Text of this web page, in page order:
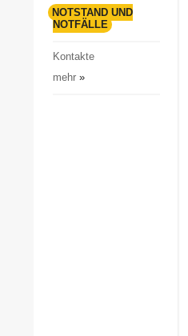
NOTSTAND UND
NOTFÄLLE
Kontakte
mehr»